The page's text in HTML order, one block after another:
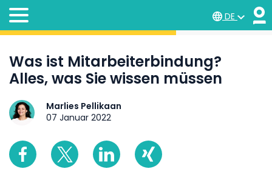
DE
Was ist Mitarbeiterbindung?
Alles, was Sie wissen müssen
Marlies Pellikaan
07 Januar 2022